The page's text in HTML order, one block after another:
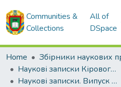
Communities &
Collections
All of
DSpace
Home
Наукові записки Кіровоградського національного технічного університету.
Наукові записки. Випуск 11. Частина 1. - 2011